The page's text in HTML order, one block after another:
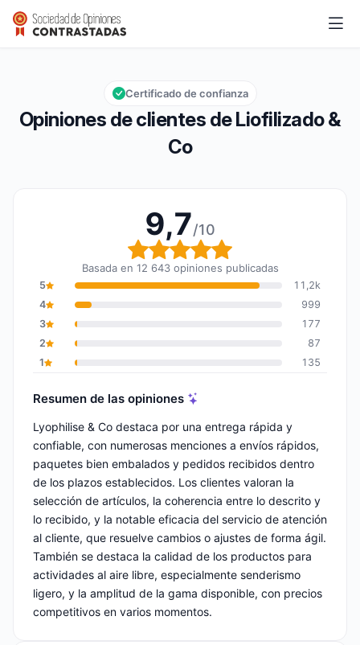
Liofilizado & Co
Calificación global: 9,7 de 10
9,7/10
Opiniones de clientes de Liofilizado &
Co
Certificado de confianza
9,7/10
Calificación global: 9,7
Basada en 12 643 opiniones publicadas
5
11,2k
4
999
3
177
2
87
1
135
Resumen de las opiniones
Lyophilise & Co destaca por una entrega rápida y
confiable, con numerosas menciones a envíos rápidos,
paquetes bien embalados y pedidos recibidos dentro
de los plazos establecidos. Los clientes valoran la
selección de artículos, la coherencia entre lo descrito y
lo recibido, y la notable eficacia del servicio de atención
al cliente, que resuelve cambios o ajustes de forma ágil.
También se destaca la calidad de los productos para
actividades al aire libre, especialmente senderismo
ligero, y la amplitud de la gama disponible, con precios
competitivos en varios momentos.